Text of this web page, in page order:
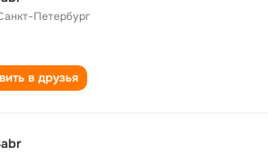
Петербург
в друзья